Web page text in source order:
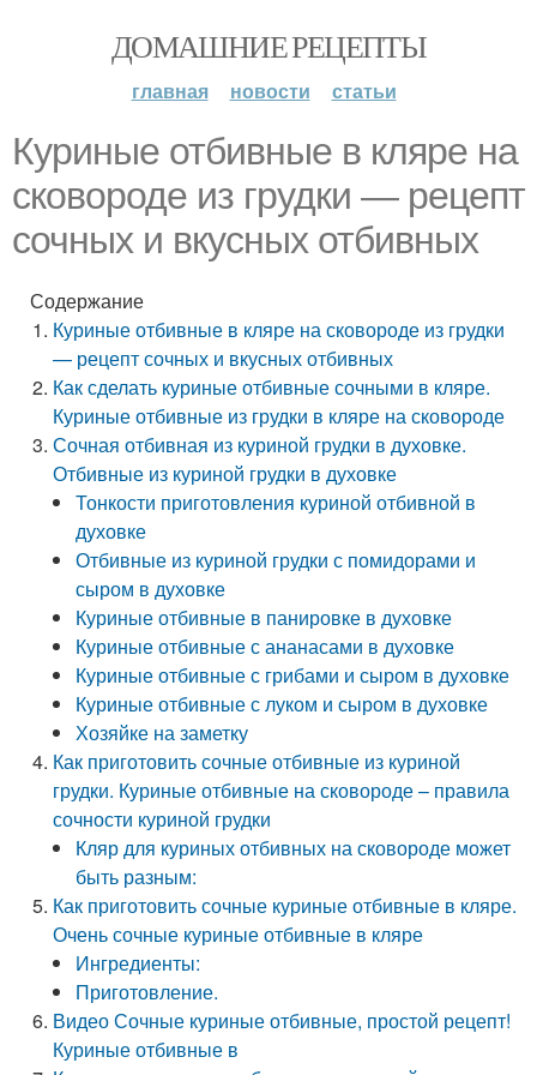
ДОМАШНИЕ РЕЦЕПТЫ
главная новости статьи
Куриные отбивные в кляре на
сковороде из грудки — рецепт
сочных и вкусных отбивных
Содержание
Куриные отбивные в кляре на сковороде из грудки
— рецепт сочных и вкусных отбивных
Как сделать куриные отбивные сочными в кляре.
Куриные отбивные из грудки в кляре на сковороде
Сочная отбивная из куриной грудки в духовке.
Отбивные из куриной грудки в духовке
Тонкости приготовления куриной отбивной в
духовке
Отбивные из куриной грудки с помидорами и
сыром в духовке
Куриные отбивные в панировке в духовке
Куриные отбивные с ананасами в духовке
Куриные отбивные с грибами и сыром в духовке
Куриные отбивные с луком и сыром в духовке
Хозяйке на заметку
Как приготовить сочные отбивные из куриной
грудки. Куриные отбивные на сковороде – правила
сочности куриной грудки
Кляр для куриных отбивных на сковороде может
быть разным:
Как приготовить сочные куриные отбивные в кляре.
Очень сочные куриные отбивные в кляре
Ингредиенты:
Приготовление.
Видео Сочные куриные отбивные, простой рецепт!
Куриные отбивные в